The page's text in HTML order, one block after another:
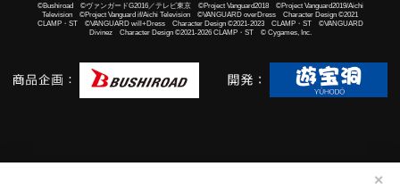
✕
©Bushiroad ©ヴァンガードG2016／テレビ東京 ©Project Vanguard2018 ©Project Vanguard2019/Aichi
Television ©Project Vanguard if/Aichi Television ©VANGUARD overDress Character Design ©2021
CLAMP・ST ©VANGUARD will+Dress Character Design ©2021-2023 CLAMP・ST ©VANGUARD
Divinez Character Design ©2021-2026 CLAMP・ST © Cygames, Inc.